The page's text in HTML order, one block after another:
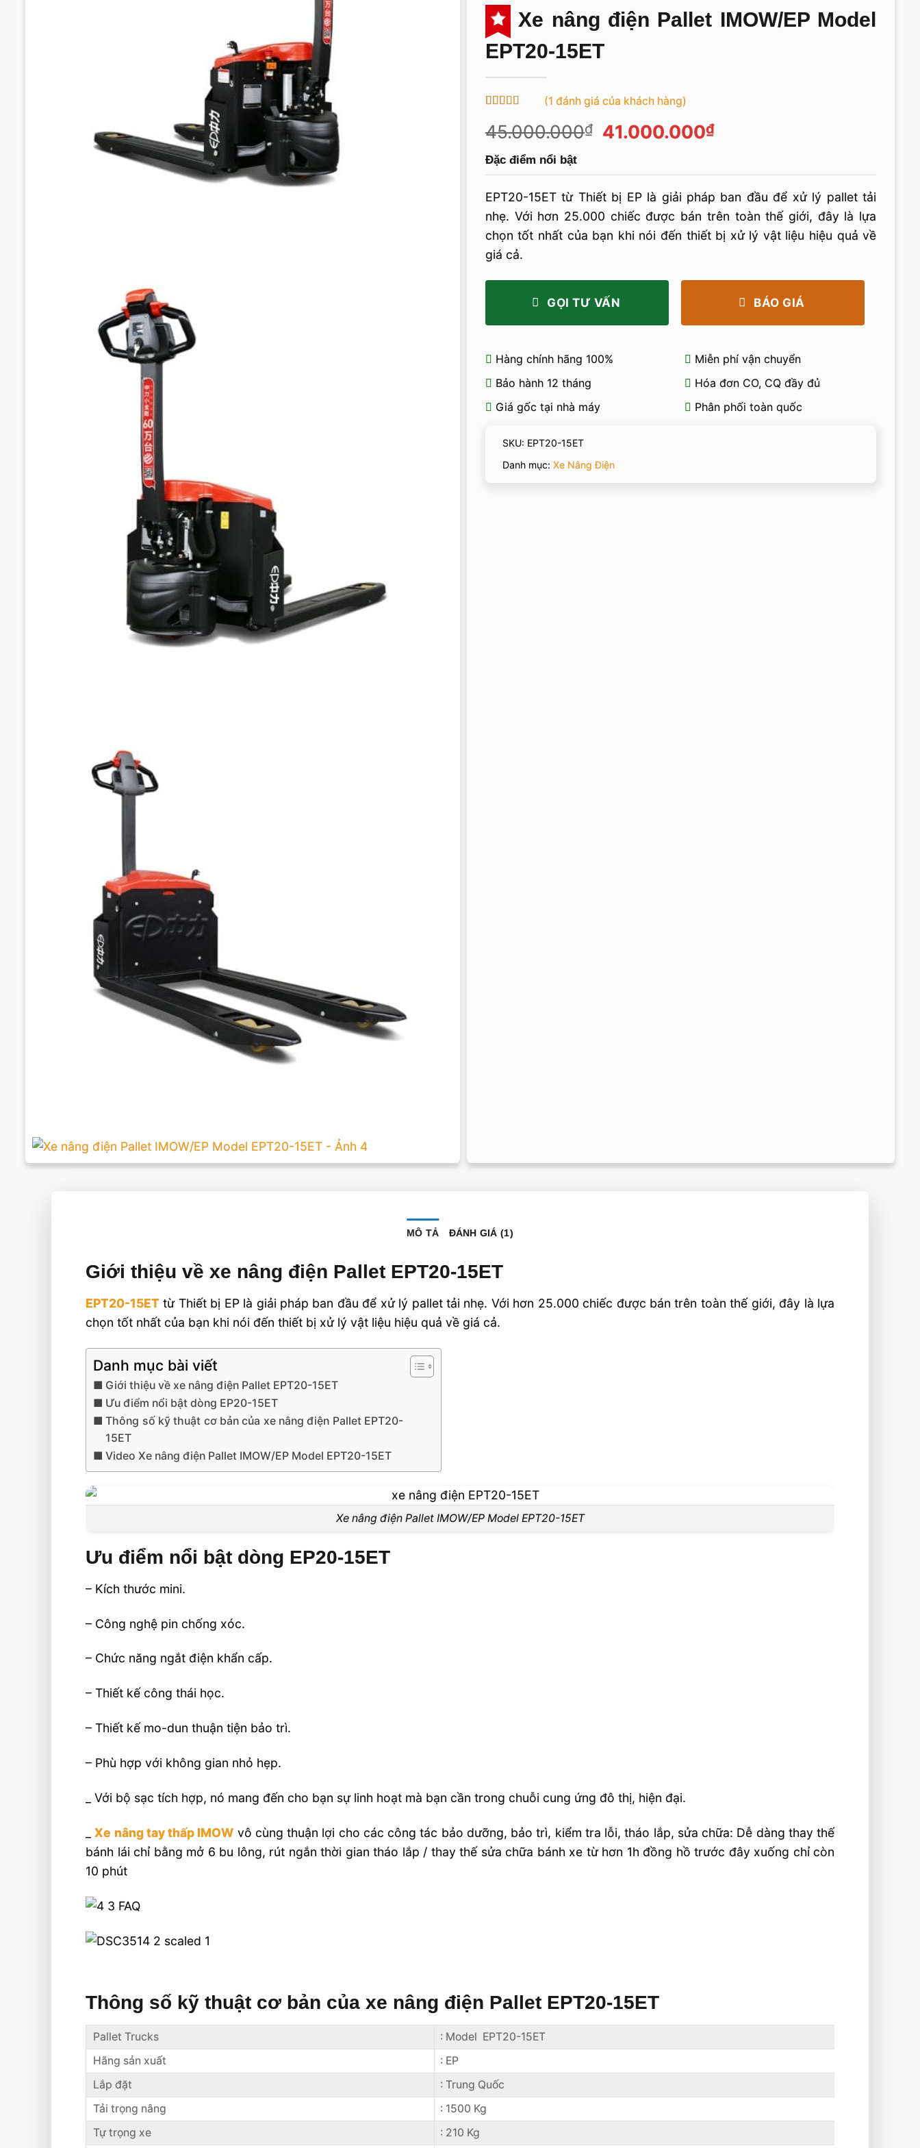
Xe nâng điện Pallet IMOW/EP Model
EPT20-15ET
trênđánh
giá
(1 đánh giá của khách hàng)
45.000.000₫
Giá
41.000.000₫Giá
41.000.000₫.
Đặc điểm nổi bật
EPT20-15ET từ Thiết bị EP là giải pháp ban đầu để xử lý pallet tải
nhẹ. Với hơn 25.000 chiếc được bán trên toàn thế giới, đây là lựa
chọn tốt nhất của bạn khi nói đến thiết bị xử lý vật liệu hiệu quả về
giá cả.
GỌI TƯ VẤN BÁO GIÁ
Hàng chính hãng 100%
Miễn phí vận chuyển
Bảo hành 12 tháng
Hóa đơn CO, CQ đầy đủ
Giá gốc tại nhà máy
Phân phối toàn quốc
SKU: EPT20-15ET
Danh mục: Xe Nâng Điện
MÔ TẢ ĐÁNH GIÁ (1)
Giới thiệu về xe nâng điện Pallet EPT20-15ET
EPT20-15ET từ Thiết bị EP là giải pháp ban đầu để xử lý pallet tải nhẹ. Với hơn 25.000 chiếc được bán trên toàn thế giới, đây là lựa
chọn tốt nhất của bạn khi nói đến thiết bị xử lý vật liệu hiệu quả về giá cả.
Danh mục bài viết
Giới thiệu về xe nâng điện Pallet EPT20-15ET
Ưu điểm nổi bật dòng EP20-15ET
Thông số kỹ thuật cơ bản của xe nâng điện Pallet EPT20-
15ET
Video Xe nâng điện Pallet IMOW/EP Model EPT20-15ET
Xe nâng điện Pallet IMOW/EP Model EPT20-15ET
Ưu điểm nổi bật dòng EP20-15ET
– Kích thước mini.
– Công nghệ pin chống xóc.
– Chức năng ngắt điện khẩn cấp.
– Thiết kế công thái học.
– Thiết kế mo-dun thuận tiện bảo trì.
– Phù hợp với không gian nhỏ hẹp.
_ Với bộ sạc tích hợp, nó mang đến cho bạn sự linh hoạt mà bạn cần trong chuỗi cung ứng đô thị, hiện đại.
_Xe nâng tay thấp IMOW vô cùng thuận lợi cho các công tác bảo dưỡng, bảo trì, kiểm tra lỗi, tháo lắp, sửa chữa: Dễ dàng thay thế
bánh lái chỉ bằng mở 6 bu lông, rút ngắn thời gian tháo lắp / thay thế sửa chữa bánh xe từ hơn 1h đồng hồ trước đây xuống chỉ còn
10 phút
Thông số kỹ thuật cơ bản của xe nâng điện Pallet EPT20-15ET
Pallet Trucks
: Model EPT20-15ET
Hãng sản xuất
: EP
Lắp đặt
: Trung Quốc
Tải trọng nâng
: 1500 Kg
Tự trọng xe
: 210 Kg